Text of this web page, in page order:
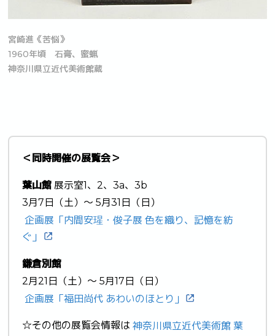
宮崎進《苦悩》
1960年頃 石膏、蜜蝋
神奈川県立近代美術館蔵
＜同時開催の展覧会＞
葉山館 展示室1、2、3a、3b
3月7日（土）～ 5月31日（日）
企画展「内間安瑆・俊子展 色を織り、記憶を紡
ぐ」
鎌倉別館
2月21日（土）～ 5月17日（日）
企画展「福田尚代 あわいのほとり」
☆その他の展覧会情報は 神奈川県立近代美術館 葉